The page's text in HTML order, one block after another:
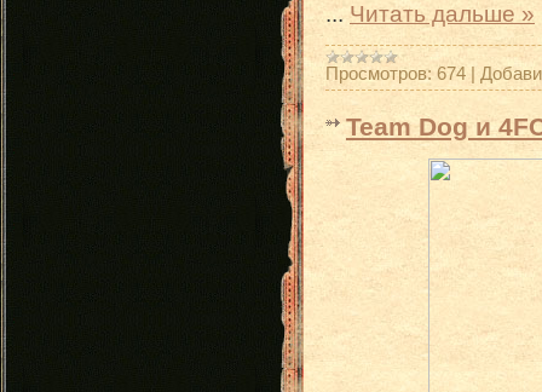
... Читать дальше »
Просмотров: 674
Team Dog и